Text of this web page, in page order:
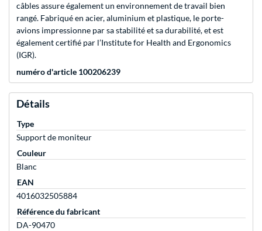
câbles assure également un environnement de travail bien
rangé. Fabriqué en acier, aluminium et plastique, le porte-
avions impressionne par sa stabilité et sa durabilité, et est
également certifié par l’Institute for Health and Ergonomics
(IGR).
numéro d'article 100206239
Détails
Type
Support de moniteur
Couleur
Blanc
EAN
4016032505884
Référence du fabricant
DA-90470